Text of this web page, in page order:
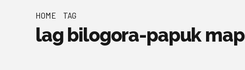
HOME TAG
lag bilogora-papuk map